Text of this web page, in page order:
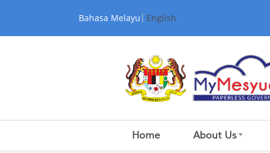
Bahasa Melayu
English
Home About Us